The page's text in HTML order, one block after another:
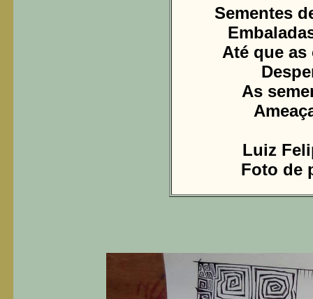
Sementes
Até que
As
Luiz
Foto de